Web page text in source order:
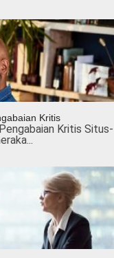
Kritis
Kritis Situs-